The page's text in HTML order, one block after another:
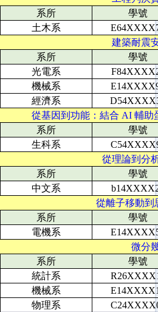
系所
學號
土木系
建築耐震
系所
學號
光電系
機械系
經濟系
從基因到功能：結合 AI 輔助
系所
學號
生科系
從理論到分
系所
學號
中文系
從離子移動到
系所
學號
電機系
微分
系所
學號
統計系
機械系
物理系